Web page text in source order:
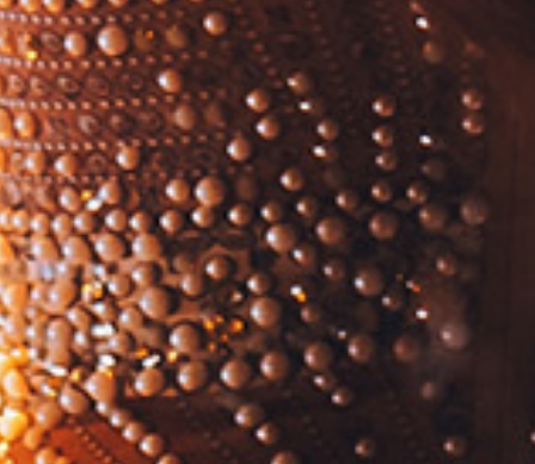
Ines Aliprandi (piano e voce), Cristina Silvestro (violino)
07MARTEDÌ
H 19.30 - MUSIC TIME - RISTORANTE CORALLINA
Beatrice e Serena
Serena Lo Faro (fisarmonica) e Beatrice Orrigo (voce)
H 20.15 / H 21.15 - KIDS
Duo KiDa con Mister Kiwi e Ada KIDS
08MERCOLEDÌ
H 19.30 - SUMMER COCKTAIL PARTY